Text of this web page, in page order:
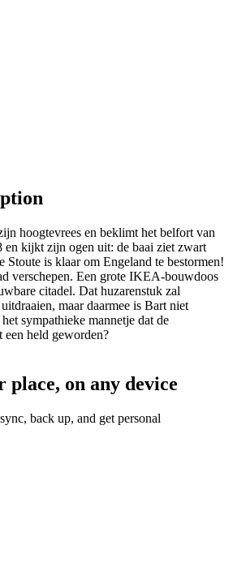
hoogtevrees en beklimt het belfort van
en kijkt zijn ogen uit: de baai ziet zwart
Stoute is klaar om Engeland te bestormen!
verschepen. Een grote IKEA-bouwdoos
citadel. Dat huzarenstuk zal
maar daarmee is Bart niet
sympathieke mannetje dat de
held geworden?
place, on any device
back up, and get personal